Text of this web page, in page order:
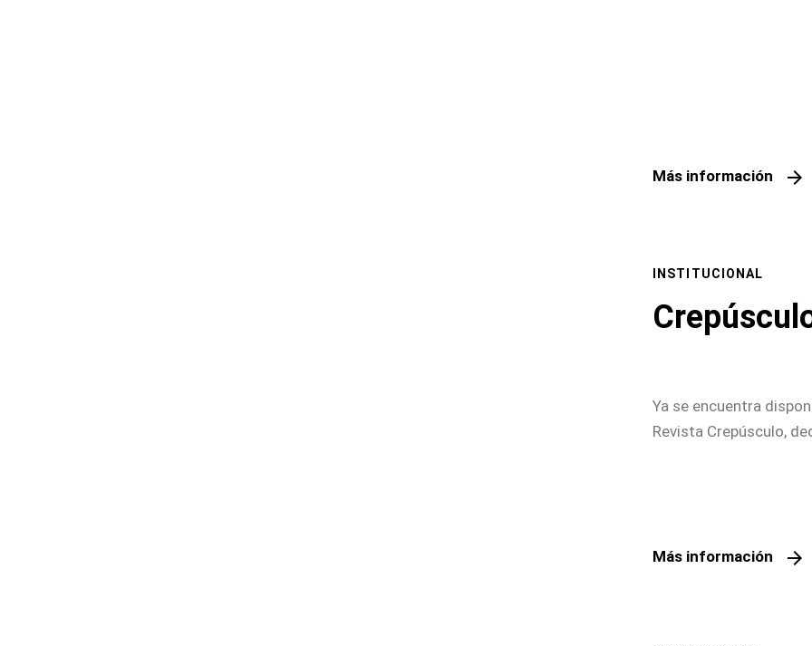
Más información arrow_forward
INSTITUCIONAL
Ya se encuentra
Revista Crepúsculo,
Más información arrow_forward